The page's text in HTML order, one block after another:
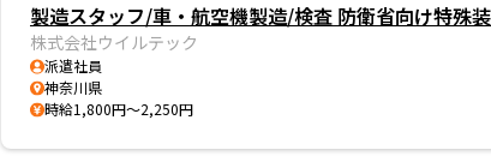
製造スタッフ/車・航空機製造/検査 防衛省向け特殊
株式会社ウイルテック
派遣社員
神奈川県
時給1,800円～2,250円